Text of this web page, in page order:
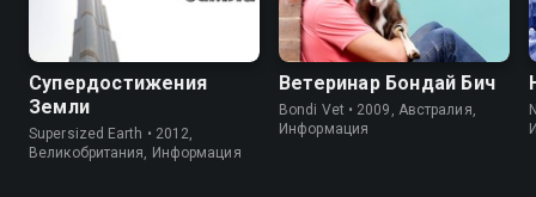
Супердостижения
Земли
Supersized Earth • 2012,
Великобритания, Информация
Ветеринар Бондай Бич
Bondi Vet • 2009, Австралия,
Информация